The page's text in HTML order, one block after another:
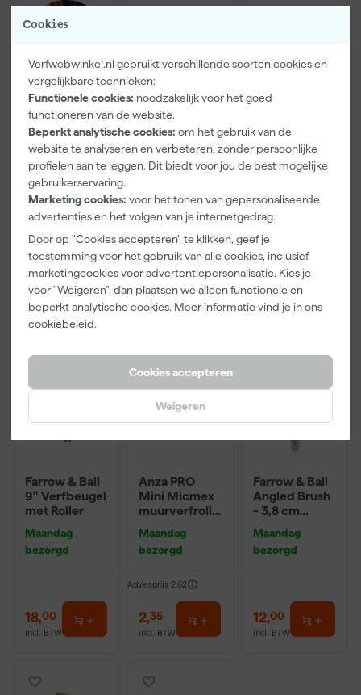
Cookies
Verfwebwinkel.nl gebruikt verschillende soorten cookies en
vergelijkbare technieken:
Functionele cookies: noodzakelijk voor het goed
functioneren van de website.
Beperkt analytische cookies: om het gebruik van de
website te analyseren en verbeteren, zonder persoonlijke
profielen aan te leggen. Dit biedt voor jou de best mogelijke
gebruikerservaring.
Marketing cookies: voor het tonen van gepersonaliseerde
advertenties en het volgen van je internetgedrag.
Door op "Cookies accepteren" te klikken, geef je
toestemming voor het gebruik van alle cookies, inclusief
marketingcookies voor advertentiepersonalisatie. Kies je
voor "Weigeren", dan plaatsen we alleen functionele en
beperkt analytische cookies. Meer informatie vind je in ons
cookiebeleid.
Cookies accepteren
Weigeren
Farrow & Ball
F&B
Kleurenwaaie
r
Maandag
bezorgd
22,00
incl. BTW
Go!Paint Roll
And Go
Verfbak -
12cm Roller -
Inzetbakken
bezorgd
3,99
incl. BTW
Klingspor
Schuurblok
100X70X25m
m Sk 500
bezorgd
1,39
incl. BTW
Farrow & Ball
9" Verfbeugel
met Roller
Maandag
bezorgd
18,00
incl. BTW
Anza PRO
Mini Micmex
muurverfrolle
Maandag
bezorgd
Adviesprijs 2,62
2,35
incl. BTW
Farrow & Ball
Angled Brush
- 3,8 cm
Maandag
bezorgd
12,00
incl. BTW